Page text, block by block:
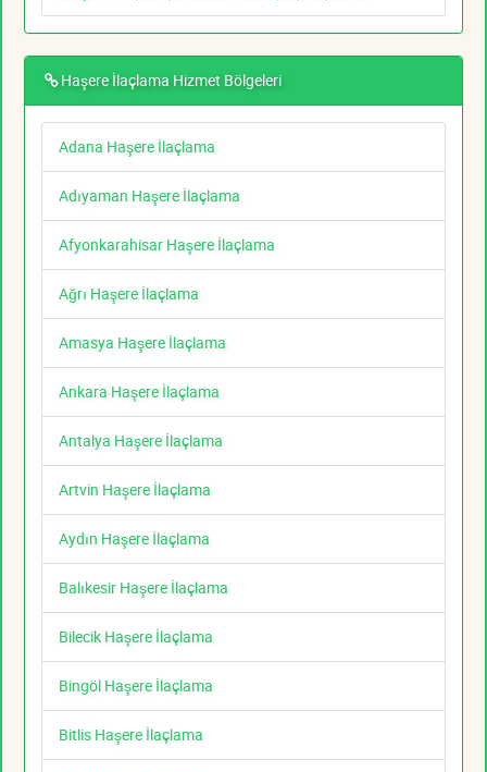
Haşere İlaçlama Hizmet Bölgeleri
Adana Haşere İlaçlama
Adıyaman Haşere İlaçlama
Afyonkarahisar Haşere İlaçlama
Ağrı Haşere İlaçlama
Amasya Haşere İlaçlama
Ankara Haşere İlaçlama
Antalya Haşere İlaçlama
Artvin Haşere İlaçlama
Aydın Haşere İlaçlama
Balıkesir Haşere İlaçlama
Bilecik Haşere İlaçlama
Bingöl Haşere İlaçlama
Bitlis Haşere İlaçlama